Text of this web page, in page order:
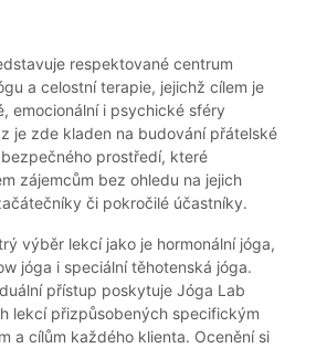
respektované centrum
a celostní terapie, jejichž cílem je
emocionální i psychické sféry
je zde kladen na budování přátelské
prostředí, které
zájemcům bez ohledu na jejich
či pokročilé účastníky.
výběr lekcí jako je hormonální jóga,
jóga i speciální těhotenská jóga.
přístup poskytuje Jóga Lab
lekcí přizpůsobených specifickým
a cílům každého klienta. Ocenění si